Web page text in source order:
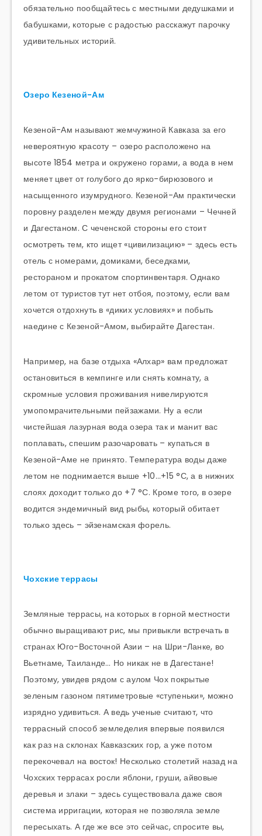
обязательно пообщайтесь с местными дедушками и
бабушками, которые с радостью расскажут парочку
удивительных историй.
Озеро Кезеной-Ам
Кезеной-Ам называют жемчужиной Кавказа за его
невероятную красоту – озеро расположено на
высоте 1854 метра и окружено горами, а вода в нем
меняет цвет от голубого до ярко-бирюзового и
насыщенного изумрудного. Кезеной-Ам практически
поровну разделен между двумя регионами – Чечней
и Дагестаном. С чеченской стороны его стоит
осмотреть тем, кто ищет «цивилизацию» – здесь есть
отель с номерами, домиками, беседками,
рестораном и прокатом спортинвентаря. Однако
летом от туристов тут нет отбоя, поэтому, если вам
хочется отдохнуть в «диких условиях» и побыть
наедине с Кезеной-Амом, выбирайте Дагестан.
Например, на базе отдыха «Алхар» вам предложат
остановиться в кемпинге или снять комнату, а
скромные условия проживания нивелируются
умопомрачительными пейзажами. Ну а если
чистейшая лазурная вода озера так и манит вас
поплавать, спешим разочаровать – купаться в
Кезеной-Аме не принято. Температура воды даже
летом не поднимается выше +10…+15 °С, а в нижних
слоях доходит только до +7 °С. Кроме того, в озере
водится эндемичный вид рыбы, который обитает
только здесь – эйзенамская форель.
Чохские террасы
Земляные террасы, на которых в горной местности
обычно выращивают рис, мы привыкли встречать в
странах Юго-Восточной Азии – на Шри-Ланке, во
Вьетнаме, Таиланде… Но никак не в Дагестане!
Поэтому, увидев рядом с аулом Чох покрытые
зеленым газоном пятиметровые «ступеньки», можно
изрядно удивиться. А ведь ученые считают, что
террасный способ земледелия впервые появился
как раз на склонах Кавказских гор, а уже потом
перекочевал на восток! Несколько столетий назад на
Чохских террасах росли яблони, груши, айвовые
деревья и злаки – здесь существовала даже своя
система ирригации, которая не позволяла земле
пересыхать. А где же все это сейчас, спросите вы,